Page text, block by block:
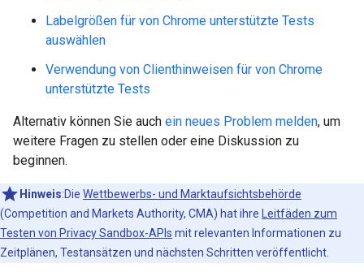
Labelgrößen für von Chrome unterstützte Tests
auswählen
Verwendung von Clienthinweisen für von Chrome
unterstützte Tests
Alternativ können Sie auch ein neues Problem melden, um
weitere Fragen zu stellen oder eine Diskussion zu
beginnen.
Hinweis:Die Wettbewerbs- und Marktaufsichtsbehörde
(Competition and Markets Authority, CMA) hat ihre
Leitfäden zum
Testen von Privacy Sandbox-APIs mit relevanten Informationen zu
Zeitplänen, Testansätzen und nächsten Schritten veröffentlicht.